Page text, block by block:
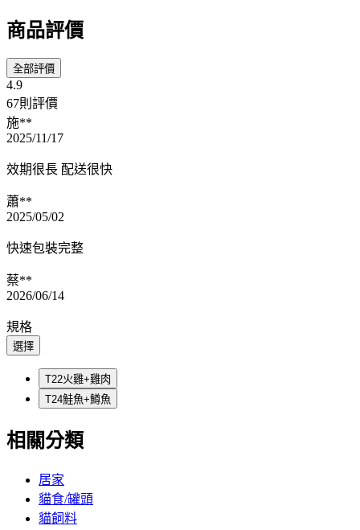
商品評價
全部評價
4.9
67則評價
施**
2025/11/17
效期很長 配送很快
蕭**
2025/05/02
快速包裝完整
蔡**
2026/06/14
規格
選擇
T22火雞+雞肉
T24鮭魚+鱒魚
相關分類
居家
貓食/罐頭
貓飼料